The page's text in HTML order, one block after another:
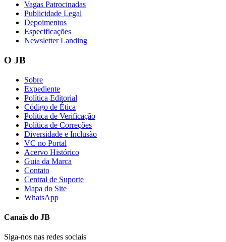
Vagas Patrocinadas
Publicidade Legal
Depoimentos
Especificações
Newsletter Landing
O JB
Sobre
Expediente
Política Editorial
Código de Ética
Política de Verificação
Política de Correções
Diversidade e Inclusão
VC no Portal
Acervo Histórico
Guia da Marca
Contato
Central de Suporte
Mapa do Site
WhatsApp
Canais do JB
Siga-nos nas redes sociais